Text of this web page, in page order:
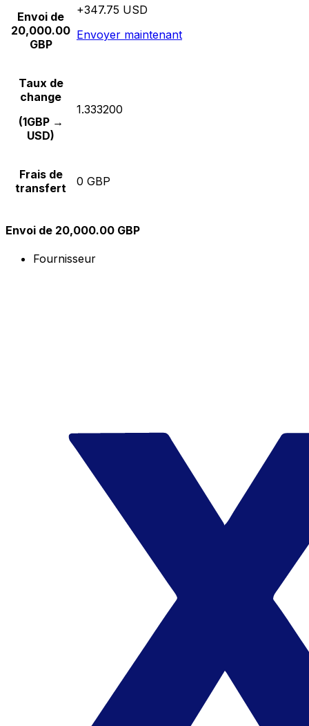
Envoi de
20,000.00
GBP
+347.75 USD
Envoyer maintenant
Taux de
change
(1GBP →
USD)
1.333200
Frais de
transfert
0 GBP
Envoi de 20,000.00 GBP
Fournisseur